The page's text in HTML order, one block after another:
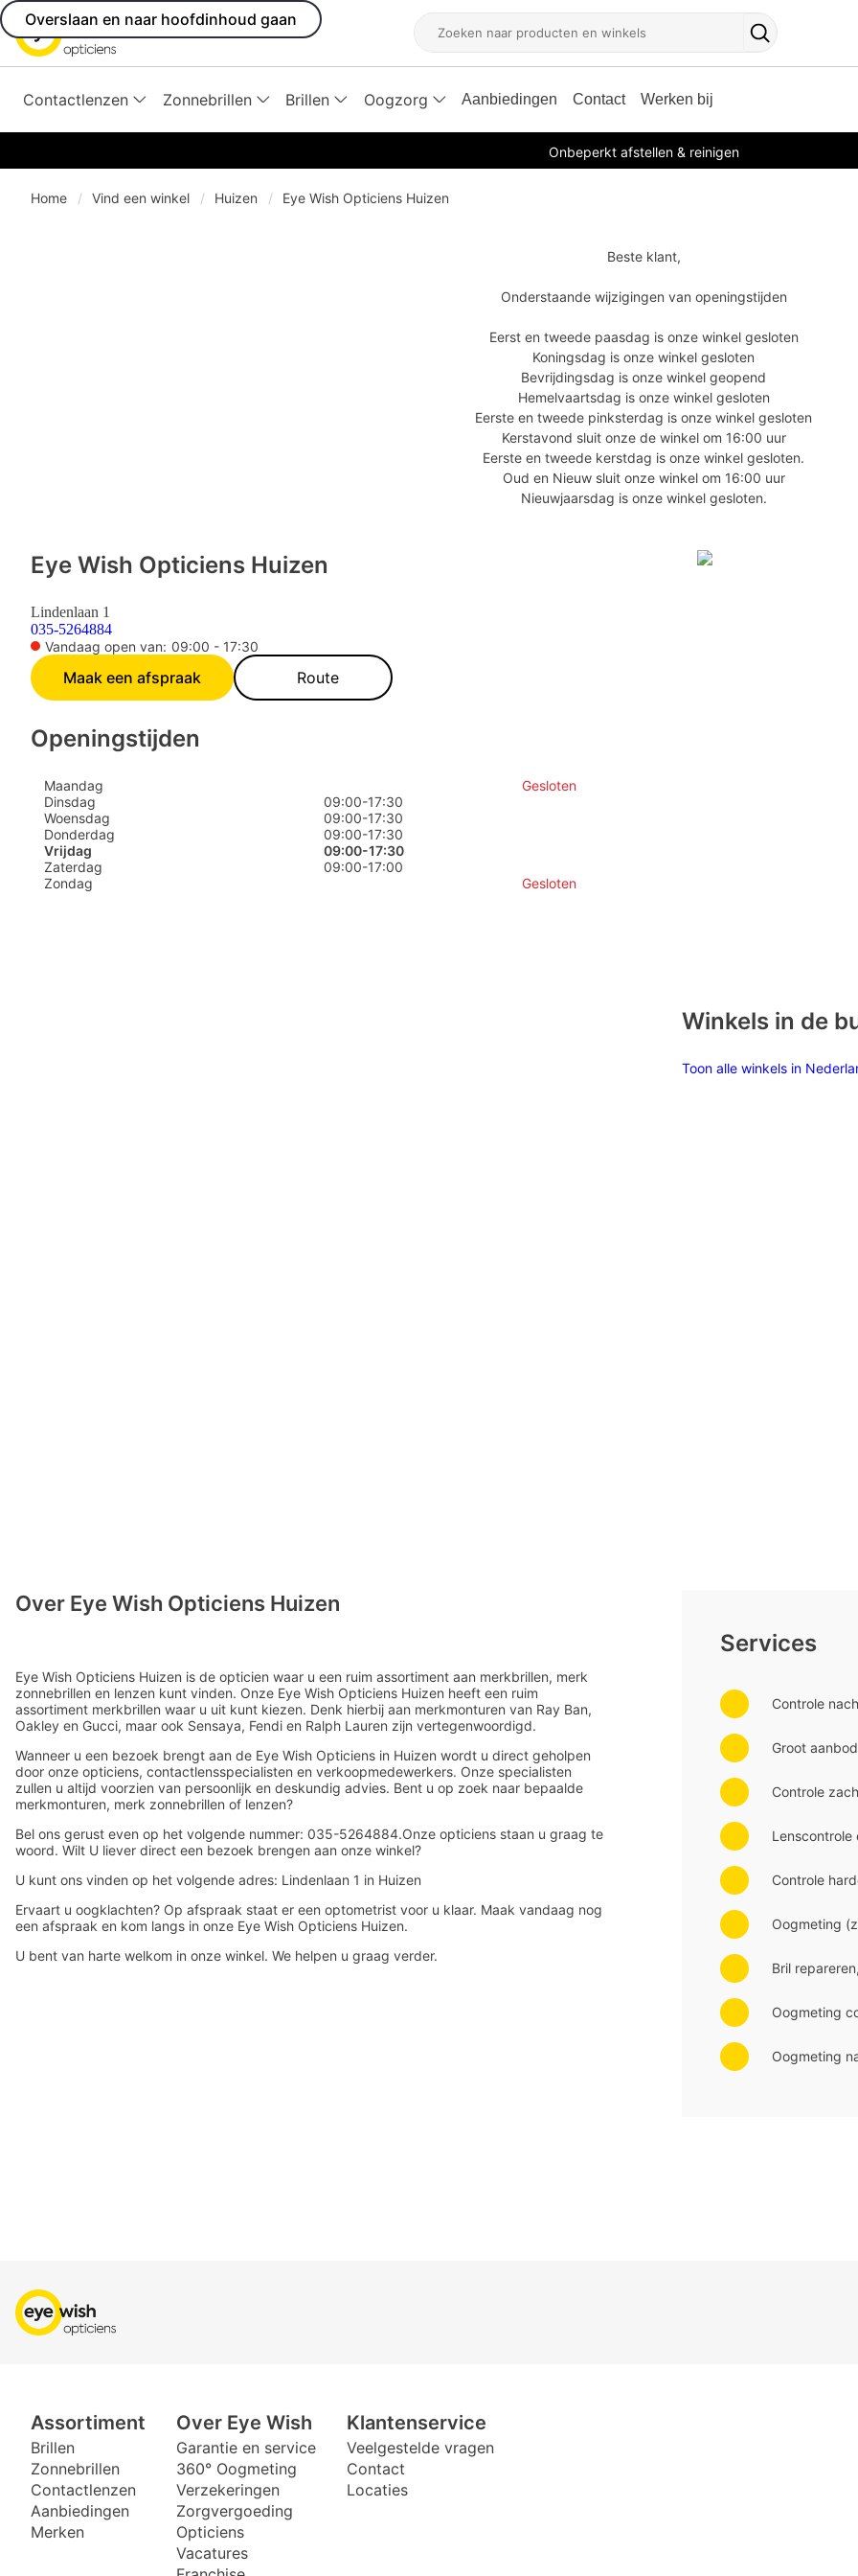
Overslaan en naar hoofdinhoud gaan
Zoeken
Zoekknop
Contactlenzen Zonnebrillen Brillen Oogzorg Aanbiedingen Contact Werken bij
Onbeperkt afstellen & reinigen
Home Vind een winkel Huizen Eye Wish Opticiens Huizen
Beste klant,
Onderstaande wijzigingen van openingstijden
Eerst en tweede paasdag is onze winkel gesloten
Koningsdag is onze winkel gesloten
Bevrijdingsdag is onze winkel geopend
Hemelvaartsdag is onze winkel gesloten
Eerste en tweede pinksterdag is onze winkel gesloten
Kerstavond sluit onze de winkel om 16:00 uur
Eerste en tweede kerstdag is onze winkel gesloten.
Oud en Nieuw sluit onze winkel om 16:00 uur
Nieuwjaarsdag is onze winkel gesloten.
Eye Wish Opticiens Huizen
Lindenlaan 1
035-5264884
Vandaag open van: 09:00 - 17:30
Maak een afspraak Route
Openingstijden
Maandag
Gesloten
Dinsdag
09:00-17:30
Woensdag
09:00-17:30
Donderdag
09:00-17:30
Vrijdag
09:00-17:30
Zaterdag
09:00-17:00
Zondag
Gesloten
Winkels in de
Toon alle winkels in
Over Eye Wish Opticiens Huizen
Eye Wish Opticiens Huizen is de opticien waar u een ruim assortiment aan merkbrillen, merk
zonnebrillen en lenzen kunt vinden. Onze Eye Wish Opticiens Huizen heeft een ruim
assortiment merkbrillen waar u uit kunt kiezen. Denk hierbij aan merkmonturen van Ray Ban,
Oakley en Gucci, maar ook Sensaya, Fendi en Ralph Lauren zijn vertegenwoordigd.
Wanneer u een bezoek brengt aan de Eye Wish Opticiens in Huizen wordt u direct geholpen
door onze opticiens, contactlensspecialisten en verkoopmedewerkers. Onze specialisten
zullen u altijd voorzien van persoonlijk en deskundig advies. Bent u op zoek naar bepaalde
merkmonturen, merk zonnebrillen of lenzen?
Bel ons gerust even op het volgende nummer: 035-5264884.Onze opticiens staan u graag te
woord. Wilt U liever direct een bezoek brengen aan onze winkel?
U kunt ons vinden op het volgende adres: Lindenlaan 1 in Huizen
Ervaart u oogklachten? Op afspraak staat er een optometrist voor u klaar. Maak vandaag nog
een afspraak en kom langs in onze Eye Wish Opticiens Huizen.
U bent van harte welkom in onze winkel. We helpen u graag verder.
Services
Controle
Groot
Controle
Lenscontrole
Controle
Oogmeting
Bril
Oogmeting
Oogmeting
Assortiment
Brillen
Zonnebrillen
Contactlenzen
Aanbiedingen
Merken
Over Eye Wish
Garantie en service
360° Oogmeting
Verzekeringen
Zorgvergoeding
Opticiens
Vacatures
Klantenservice
Veelgestelde vragen
Contact
Locaties